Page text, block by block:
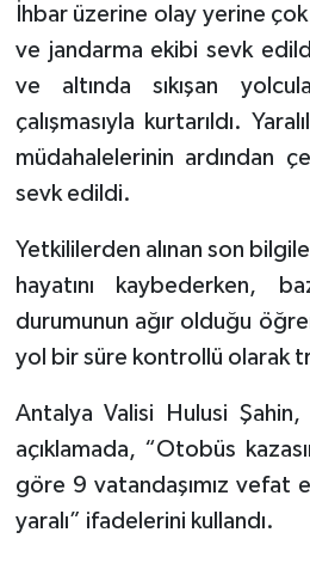
İhbar üzerine olay yerine
ve jandarma ekibi sevk
ve altında sıkışan
çalışmasıyla kurtarıldı.
müdahalelerinin ardından
sevk edildi.
Yetkililerden alınan son
hayatını kaybederken,
durumunun ağır olduğu
yol bir süre kontrollü olarak
Antalya Valisi Hulusi Şahin,
açıklamada, “Otobüs
göre 9 vatandaşımız vefat
yaralı” ifadelerini kullandı.